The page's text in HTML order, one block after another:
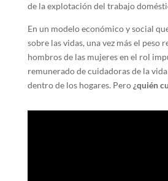
de la explotación del trabajo
En un modelo económico y social
sobre las vidas, una vez más el peso
hombros de las mujeres en el rol
remunerado de cuidadoras de la
dentro de los hogares. Pero¿quién